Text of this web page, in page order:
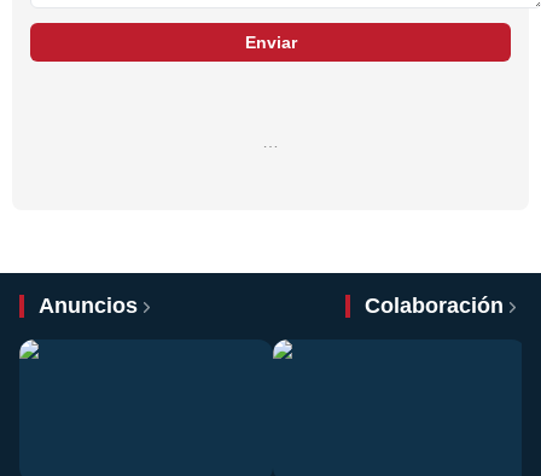
Enviar
Anuncios Colaboración